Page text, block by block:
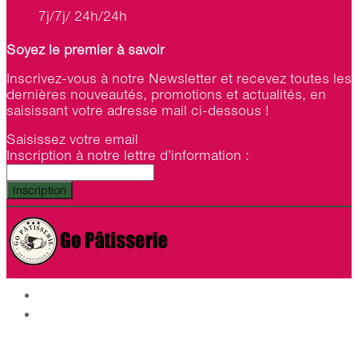
7j/7j/ 24h/24h
Soyez le premier à savoir
Inscrivez-vous à notre Newsletter et recevez toutes les
dernières nouveautés, promotions et actualités, en
saisissant votre adresse mail ci-dessous !
Saisissez votre email
Inscription à notre lettre d’information :
Inscription